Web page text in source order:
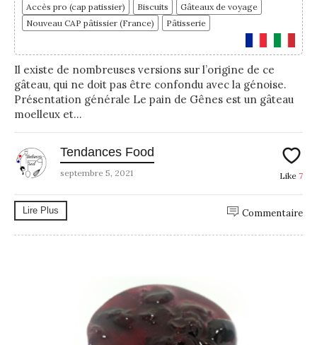
Accès pro (cap patissier)
Biscuits
Gâteaux de voyage
Nouveau CAP pâtissier (France)
Pâtisserie
Il existe de nombreuses versions sur l’origine de ce
gâteau, qui ne doit pas être confondu avec la génoise.
Présentation générale Le pain de Gênes est un gâteau
moelleux et...
Tendances Food
septembre 5, 2021 Like 7
Lire Plus Commentaire